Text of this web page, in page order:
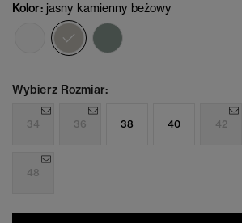
Kolor: jasny kamienny beżowy
wybrano
Wybierz Rozmiar:
34 36 38 40 42
48